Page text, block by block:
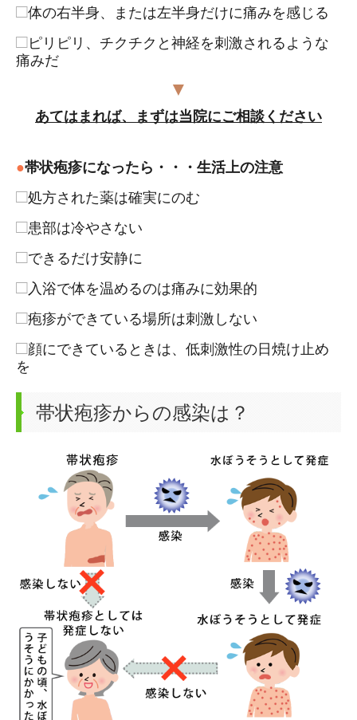
□体の右半身、または左半身だけに痛みを感じる
□ピリピリ、チクチクと神経を刺激されるような
痛みだ
▼
あてはまれば、まずは当院にご相談ください
●帯状疱疹になったら・・・生活上の注意
□処方された薬は確実にのむ
□患部は冷やさない
□できるだけ安静に
□ 入浴で体を温めるのは痛みに効果的
□疱疹ができている場所は刺激しない
□顔にできているときは、低刺激性の日焼け止め
を
帯状疱疹からの感染は？